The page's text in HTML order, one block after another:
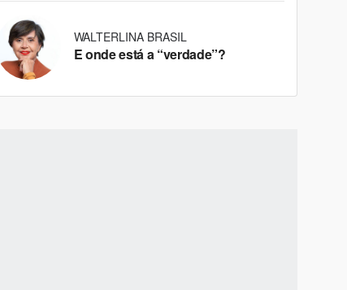
WALTERLINA BRASIL
E onde está a “verdade”?